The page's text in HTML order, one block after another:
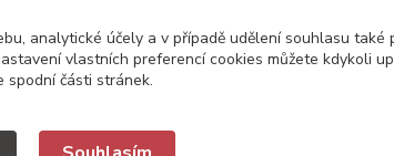
analytické účely a v případě udělení souhlasu také
vlastních preferencí cookies můžete kdykoli
spodní části stránek.